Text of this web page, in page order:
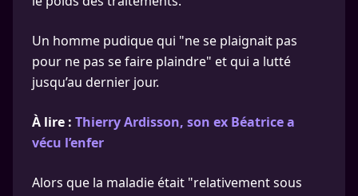
Un homme pudique qui "ne se plaignait pas
pour ne pas se faire plaindre" et qui a lutté
jusqu’au dernier jour.
À lire : Thierry Ardisson, son ex Béatrice a
vécu l’enfer
Alors que la maladie était "relativement sous